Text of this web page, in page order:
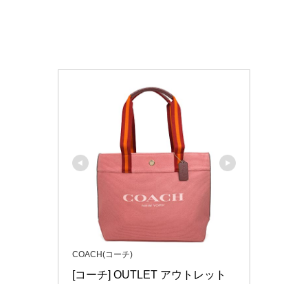
COACH(コーチ)
[コーチ] OUTLET アウトレット